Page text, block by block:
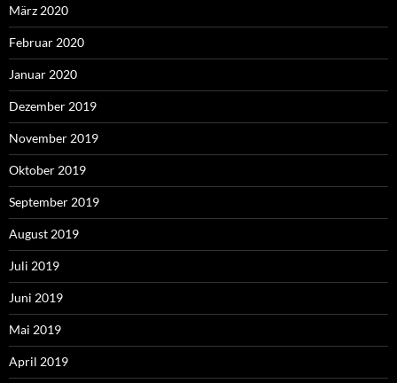
März 2020
Februar 2020
Januar 2020
Dezember 2019
November 2019
Oktober 2019
September 2019
August 2019
Juli 2019
Juni 2019
Mai 2019
April 2019